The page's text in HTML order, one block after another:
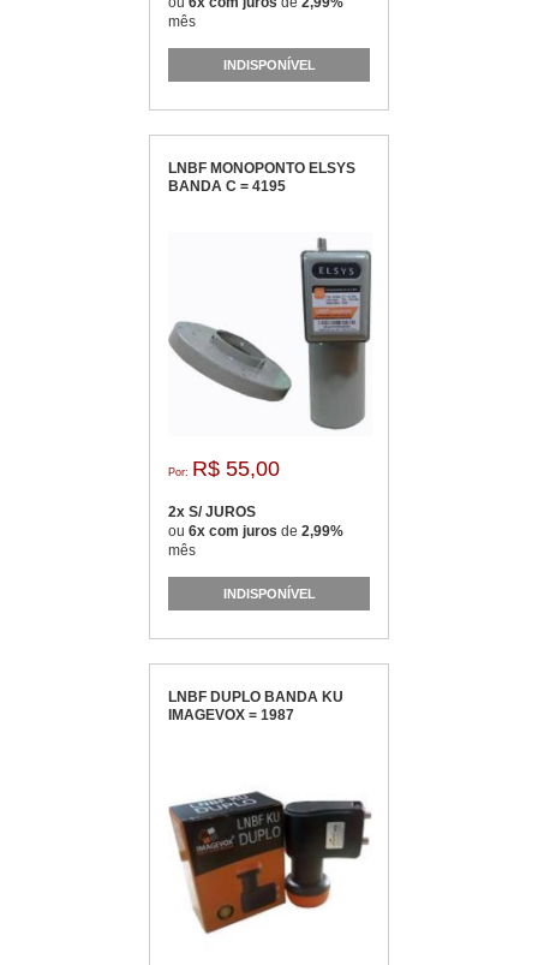
mês
INDISPONÍVEL
LNBF MONOPONTO ELSYS
BANDA C = 4195
Por: R$ 55,00
2x S/ JUROS
ou 6x com juros de 2,99%
mês
INDISPONÍVEL
LNBF DUPLO BANDA KU
IMAGEVOX = 1987